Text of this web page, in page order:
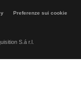
Preferenze sui cookie
S.á r.l.